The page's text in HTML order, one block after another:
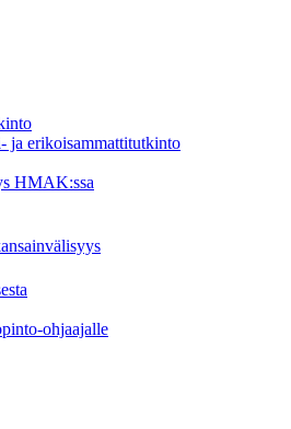
ja erikoisammattitutkinto
HMAK:ssa
ohjaajalle